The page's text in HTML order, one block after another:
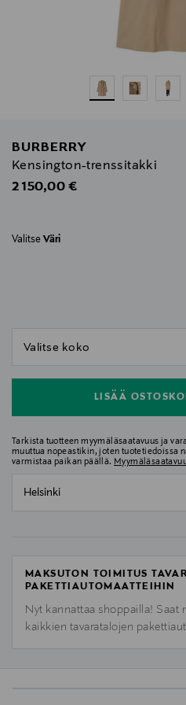
BURBERRY
Kensington-trenssitakki
Original Price
2 150,00 €
Valitse Väri
LISÄÄ
Tarkista tuotteen myymäläsaatavuus ja
muuttua nopeastikin, joten tuotetiedoissa
varmistaa paikan päällä.
Helsinki
MAKSUTON TOIMITUS
PAKETTIAUTOMAATTEIHIN
Nyt kannattaa shoppailla!
kaikkien tavaratalojen